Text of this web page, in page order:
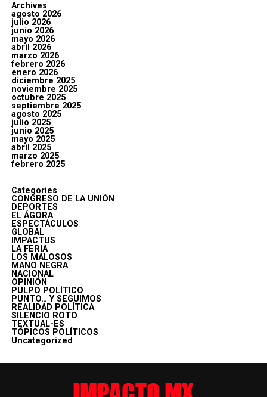
Archives
agosto 2026
julio 2026
junio 2026
mayo 2026
abril 2026
marzo 2026
febrero 2026
enero 2026
diciembre 2025
noviembre 2025
octubre 2025
septiembre 2025
agosto 2025
julio 2025
junio 2025
mayo 2025
abril 2025
marzo 2025
febrero 2025
Categories
CONGRESO DE LA UNIÓN
DEPORTES
EL ÁGORA
ESPECTÁCULOS
GLOBAL
IMPACTUS
LA FERIA
LOS MALOSOS
MANO NEGRA
NACIONAL
OPINIÓN
PULPO POLÍTICO
PUNTO… Y SEGUIMOS
REALIDAD POLÍTICA
SILENCIO ROTO
TEXTUAL-ES
TÓPICOS POLÍTICOS
Uncategorized